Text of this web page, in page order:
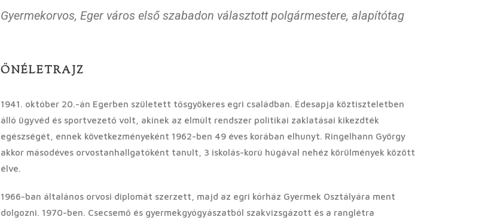
Gyermekorvos, Eger város első szabadon választott polgármestere, alapítótag
ÖNÉLETRAJZ
1941. október 20.-án Egerben született tősgyökeres egri családban. Édesapja köztiszteletben
álló ügyvéd és sportvezető volt, akinek az elmúlt rendszer politikai zaklatásai kikezdték
egészségét, ennek következményeként 1962-ben 49 éves korában elhunyt. Ringelhann György
akkor másodéves orvostanhallgatóként tanult, 3 iskolás-korú húgával nehéz körülmények között
élve.
1966-ban általános orvosi diplomát szerzett, majd az egri kórház Gyermek Osztályára ment
dolgozni. 1970-ben. Csecsemő és gyermekgyógyászatból szakvizsgázott és a ranglétra